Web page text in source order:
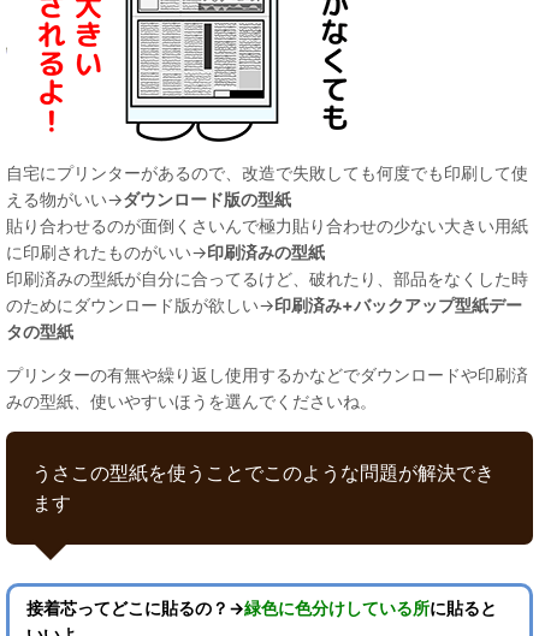
自宅にプリンターがあるので、改造で失敗しても何度でも印刷して使
える物がいい→ダウンロード版の型紙
貼り合わせるのが面倒くさいんで極力貼り合わせの少ない大きい用紙
に印刷されたものがいい→印刷済みの型紙
印刷済みの型紙が自分に合ってるけど、破れたり、部品をなくした時
のためにダウンロード版が欲しい→印刷済み+バックアップ型紙デー
タの型紙
プリンターの有無や繰り返し使用するかなどでダウンロードや印刷済
みの型紙、使いやすいほうを選んでくださいね。
うさこの型紙を使うことでこのような問題が解決でき
ます
接着芯ってどこに貼るの？→緑色に色分けしている所に貼ると